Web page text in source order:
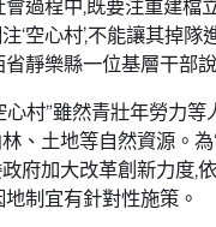
‘空心村’,不能讓其掉隊
靜樂縣一位基層干部
心村”雖然青壯年勞力等
、土地等自然資源。為
府加大改革創新力度,
制宜有針對性施策。